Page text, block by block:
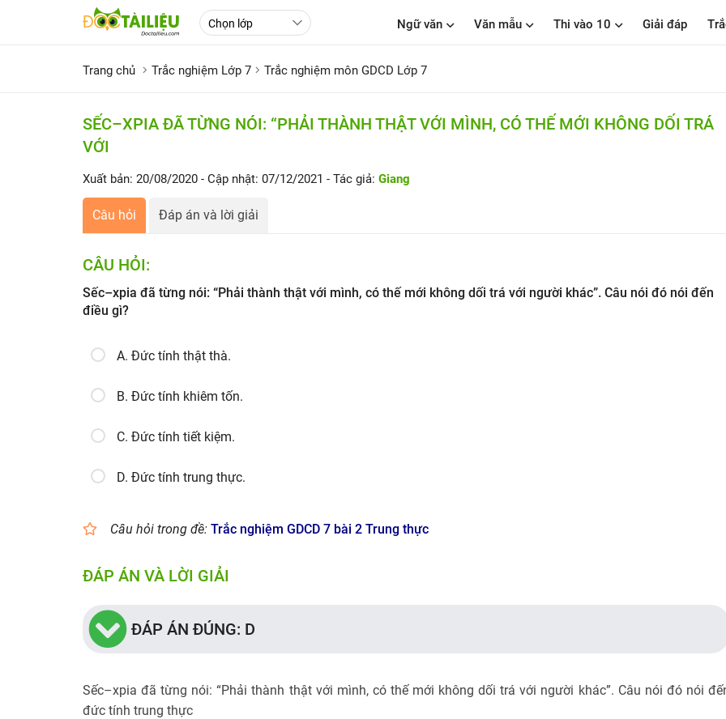
Ngữ văn Văn mẫu Thi vào 10 Giải đáp
Trang chủ Trắc nghiệm Lớp 7 Trắc nghiệm môn GDCD Lớp 7
SẾC–XPIA ĐÃ TỪNG NÓI: “PHẢI THÀNH THẬT VỚI MÌNH, CÓ THẾ MỚI KHÔNG DỐI TRÁ
VỚI
Xuất bản: 20/08/2020 - Cập nhật: 07/12/2021 - Tác giả: Giang
Câu hỏi Đáp án và lời giải
CÂU HỎI:
Sếc–xpia đã từng nói: “Phải thành thật với mình, có thế mới không dối trá với người khác”. Câu nói đó nói đến
điều gì?
A. Đức tính thật thà.
B. Đức tính khiêm tốn.
C. Đức tính tiết kiệm.
D. Đức tính trung thực.
Câu hỏi trong đề: Trắc nghiệm GDCD 7 bài 2 Trung thực
ĐÁP ÁN VÀ LỜI GIẢI
ĐÁP ÁN ĐÚNG: D
Sếc–xpia đã từng nói: “Phải thành thật với mình, có thế mới không dối trá với người khác”. Câu nói đó nói
đức tính trung thực